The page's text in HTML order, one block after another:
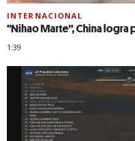
INTERNACIONAL
"Nihao Marte”, China
1:39